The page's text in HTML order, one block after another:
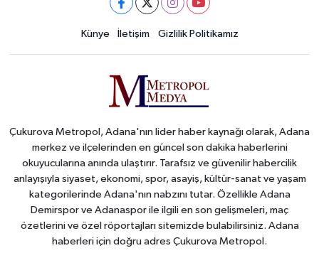
Künye İletişim Gizlilik Politikamız
Çukurova Metropol, Adana'nın lider haber kaynağı olarak, Adana
merkez ve ilçelerinden en güncel son dakika haberlerini
okuyucularına anında ulaştırır. Tarafsız ve güvenilir habercilik
anlayışıyla siyaset, ekonomi, spor, asayiş, kültür-sanat ve yaşam
kategorilerinde Adana'nın nabzını tutar. Özellikle Adana
Demirspor ve Adanaspor ile ilgili en son gelişmeleri, maç
özetlerini ve özel röportajları sitemizde bulabilirsiniz. Adana
haberleri için doğru adres Çukurova Metropol.